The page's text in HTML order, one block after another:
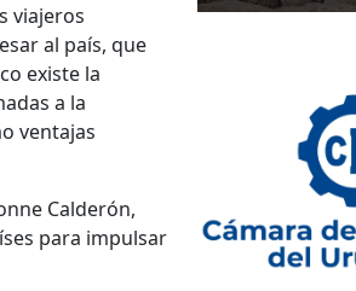
viajeros
al país, que
existe la
a la
ventajas
Calderón,
para impulsar